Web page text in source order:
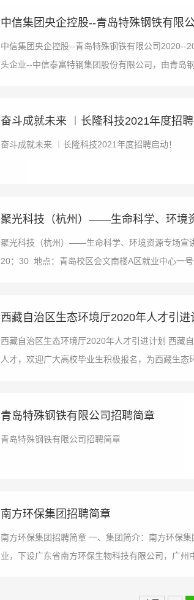
中信集团央企控股--青岛特殊钢铁有限
中信集团央企控股--青岛特殊钢铁有限公司2020--
头企业--中信泰富特钢集团股份有限公司，由青岛
奋斗成就未来 ︱长隆科技2021年度招聘
奋斗成就未来 ︱长隆科技2021年度招聘启动！
聚光科技（杭州）——生命科学、环境
聚光科技（杭州）——生命科学、环境资源专场宣
20：30 地点：青岛校区会文南楼A区就业中心一
西藏自治区生态环境厅2020年人才引进
西藏自治区生态环境厅2020年人才引进计划 西藏
人才，欢迎广大高校毕业生积极报名，为西藏生态
青岛特殊钢铁有限公司招聘简章
青岛特殊钢铁有限公司招聘简章
南方环保集团招聘简章
南方环保集团招聘简章 一、集团简介：南方环保
业，下设广东省南方环保生物科技有限公司，广州